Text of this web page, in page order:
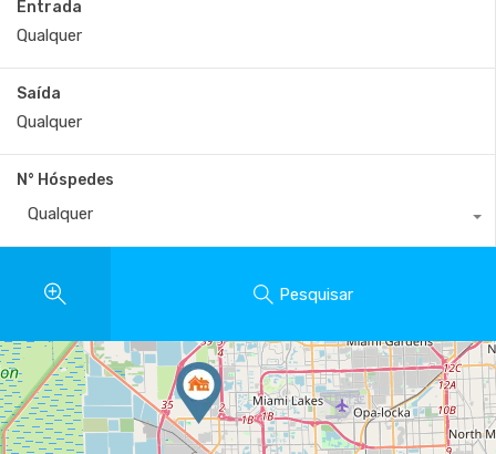
Entrada
Saída
N° Hóspedes
Qualquer
Pesquisar